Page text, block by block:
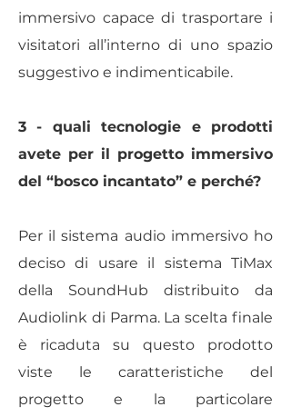
immersivo capace di trasportare i
visitatori all’interno di uno spazio
suggestivo e indimenticabile.
3 - quali tecnologie e prodotti
avete per il progetto immersivo
del “bosco incantato” e perché?
Per il sistema audio immersivo ho
deciso di usare il sistema TiMax
della SoundHub distribuito da
Audiolink di Parma. La scelta finale
è ricaduta su questo prodotto
viste le caratteristiche del
progetto e la particolare